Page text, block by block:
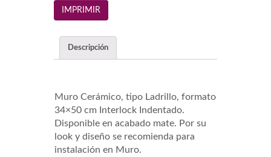
Descripción
Muro Cerámico, tipo Ladrillo, formato
34×50 cm Interlock Indentado.
Disponible en acabado mate. Por su
look y diseño se recomienda para
instalación en Muro.